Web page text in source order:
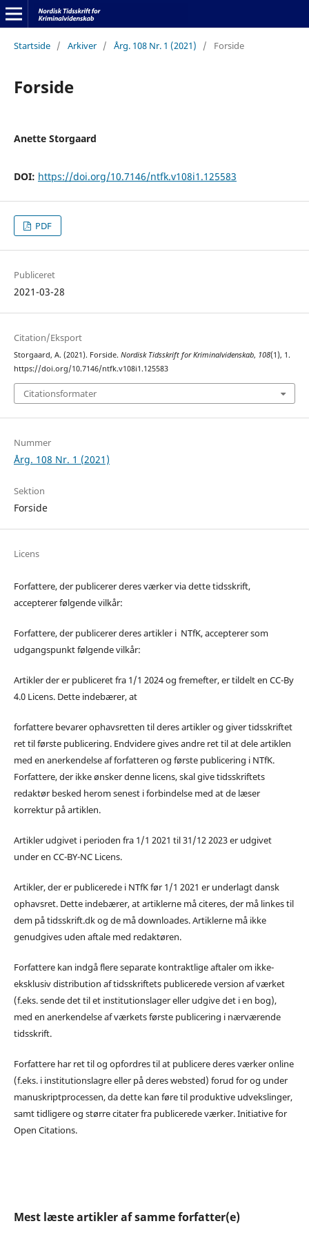
Startside / Arkiver / Årg. 108 Nr. 1 (2021) / Forside
Forside
Anette Storgaard
DOI: https://doi.org/10.7146/ntfk.v108i1.125583
PDF
Publiceret
2021-03-28
Citation/Eksport
Storgaard, A. (2021). Forside. Nordisk Tidsskrift for Kriminalvidenskab, 108(1), 1.
https://doi.org/10.7146/ntfk.v108i1.125583
Citationsformater
Nummer
Årg. 108 Nr. 1 (2021)
Sektion
Forside
Licens
Forfattere, der publicerer deres værker via dette tidsskrift,
accepterer følgende vilkår:
Forfattere, der publicerer deres artikler i NTfK, accepterer som
udgangspunkt følgende vilkår:
Artikler der er publiceret fra 1/1 2024 og fremefter, er tildelt en CC-By
4.0 Licens. Dette indebærer, at
forfattere bevarer ophavsretten til deres artikler og giver tidsskriftet
ret til første publicering. Endvidere gives andre ret til at dele artiklen
med en anerkendelse af forfatteren og første publicering i NTfK.
Forfattere, der ikke ønsker denne licens, skal give tidsskriftets
redaktør besked herom senest i forbindelse med at de læser
korrektur på artiklen.
Artikler udgivet i perioden fra 1/1 2021 til 31/12 2023 er udgivet
under en CC-BY-NC Licens.
Artikler, der er publicerede i NTfK før 1/1 2021 er underlagt dansk
ophavsret. Dette indebærer, at artiklerne må citeres, der må linkes til
dem på tidsskrift.dk og de må downloades. Artiklerne må ikke
genudgives uden aftale med redaktøren.
Forfattere kan indgå flere separate kontraktlige aftaler om ikke-
eksklusiv distribution af tidsskriftets publicerede version af værket
(f.eks. sende det til et institutionslager eller udgive det i en bog),
med en anerkendelse af værkets første publicering i nærværende
tidsskrift.
Forfattere har ret til og opfordres til at publicere deres værker online
(f.eks. i institutionslagre eller på deres websted) forud for og under
manuskriptprocessen, da dette kan føre til produktive udvekslinger,
samt tidligere og større citater fra publicerede værker. Initiative for
Open Citations.
Mest læste artikler af samme forfatter(e)